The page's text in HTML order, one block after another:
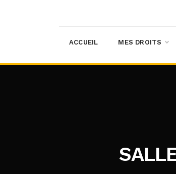
ACCUEIL MES DROITS